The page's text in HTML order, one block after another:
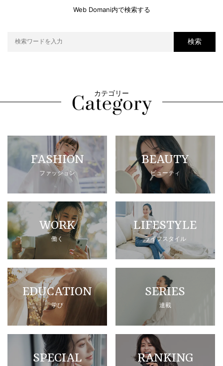
Web Domani内で検索する
検索
カテゴリー
FASHION
ファッション
BEAUTY
ビューティ
WORK
働く
LIFESTYLE
ライフスタイル
EDUCATION
学び
SERIES
連載
SPECIAL RANKING